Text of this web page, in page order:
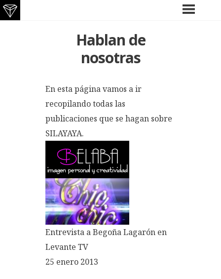
Saltar
Hablan de
nosotras
En esta página vamos a ir
recopilando todas las
publicaciones que se hagan sobre
SILAYAYA.
Entrevista a Begoña Lagarón en
Levante TV
25 enero 2013